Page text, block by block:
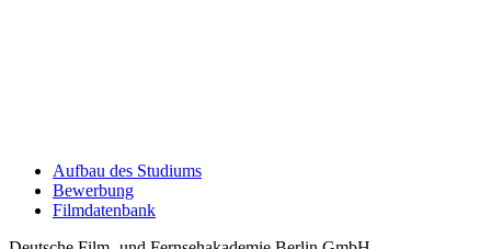
Auf­bau des Stu­di­ums
Bewer­bung
Film­da­ten­bank